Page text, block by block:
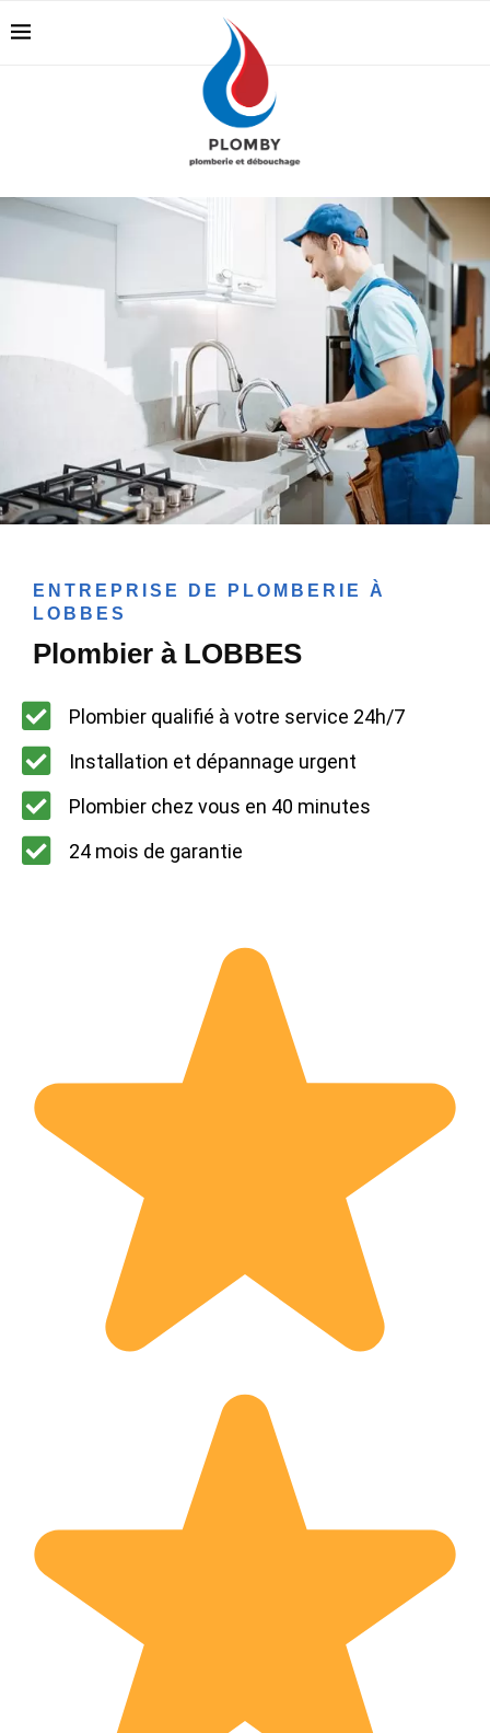
ENTREPRISE DE PLOMBERIE À
LOBBES
Plombier à LOBBES
Plombier qualifié à votre service 24h/7
Installation et dépannage urgent
Plombier chez vous en 40 minutes
24 mois de garantie